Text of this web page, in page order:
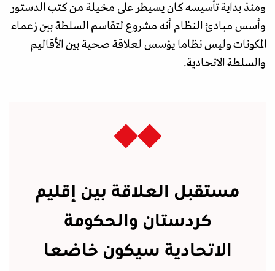
ومنذ بداية تأسيسه كان يسيطر على مخيلة من كتب الدستور
وأسس مبادئ النظام أنه مشروع لتقاسم السلطة بين زعماء
المكونات وليس نظاما يؤسس لعلاقة صحية بين الأقاليم
والسلطة الاتحادية.
مستقبل العلاقة بين إقليم
كردستان والحكومة
الاتحادية سيكون خاضعا